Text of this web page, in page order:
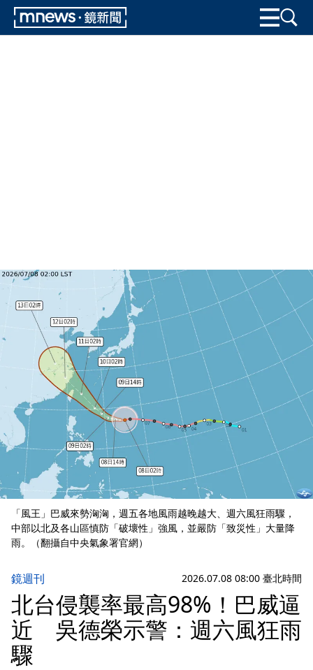
「風王」巴威來勢洶洶，週五各地風雨越晚越大、週六風狂雨驟，
中部以北及各山區慎防「破壞性」強風，並嚴防「致災性」大量降
雨。（翻攝自中央氣象署官網）
鏡週刊 2026.07.08 08:00 臺北時間
北台侵襲率最高98%！巴威逼
近 吳德榮示警：週六風狂雨
驟